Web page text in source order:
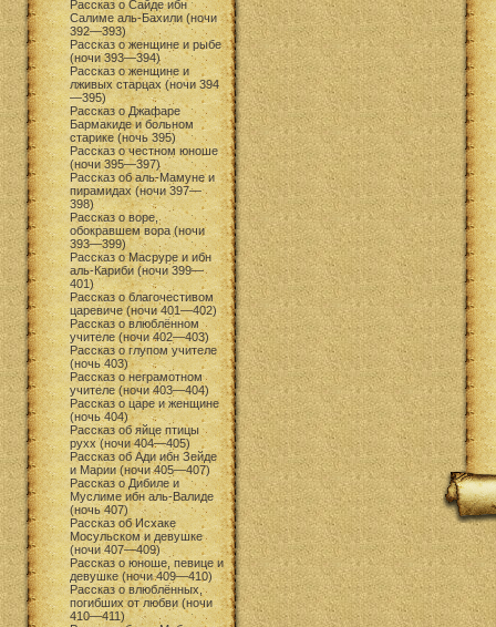
Рассказ о Сайде ибн
Салиме аль-Бахили (ночи
392—393)
Рассказ о женщине и рыбе
(ночи 393—394)
Рассказ о женщине и
лживых старцах (ночи 394
—395)
Рассказ о Джафаре
Бармакиде и больном
старике (ночь 395)
Рассказ о честном юноше
(ночи 395—397)
Рассказ об аль-Мамуне и
пирамидах (ночи 397—
398)
Рассказ о воре,
обокравшем вора (ночи
393—399)
Рассказ о Масруре и ибн
аль-Кариби (ночи 399—
401)
Рассказ о благочестивом
царевиче (ночи 401—402)
Рассказ о влюблённом
учителе (ночи 402—403)
Рассказ о глупом учителе
(ночь 403)
Рассказ о неграмотном
учителе (ночи 403—404)
Рассказ о царе и женщине
(ночь 404)
Рассказ об яйце птицы
рухх (ночи 404—405)
Рассказ об Ади ибн Зейде
и Марии (ночи 405—407)
Рассказ о Дибиле и
Муслиме ибн аль-Валиде
(ночь 407)
Рассказ об Исхаке
Мосульском и девушке
(ночи 407—409)
Рассказ о юноше, певице и
девушке (ночи 409—410)
Рассказ о влюблённых,
погибших от любви (ночи
410—411)